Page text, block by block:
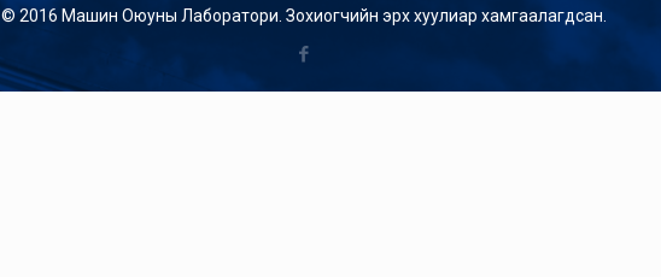
© 2016 Машин Оюуны Лаборатори. Зохиогчийн эрх хуулиар хамгаалагдсан.